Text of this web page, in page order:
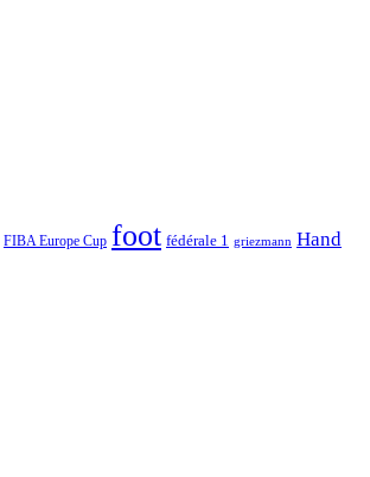
FIBA Europe Cup foot fédérale 1 griezmann Hand